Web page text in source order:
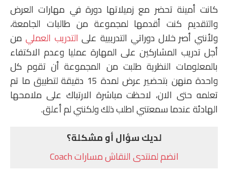
كانت أمينة تحضر مع زميلاتها دورة في مهارات العرض
والتقديم كنت أقدمها لمجموعة من طالبات الجامعة،
ولأنني أصر خلال دوراتي التدريبية على التدريب العملي من
أجل تدريب المشاركين على المهارة عمليا وعدم الاكتفاء
بالمعلومات النظرية طلبت من المجموعة أن تقوم كل
واحدة منهن بتحضير عرض لمدة 15 دقيقة لتطبيق ما تم
تعلمه حتى الان، لاحظت مباشرة الارتباك على ملامحها
الهادئة عندما سمعتني اطلب ذلك ولكنني لم أعلق.
لديك سؤال أو مشكلة؟
انضم لمنتدى النقاش مسارات Coach